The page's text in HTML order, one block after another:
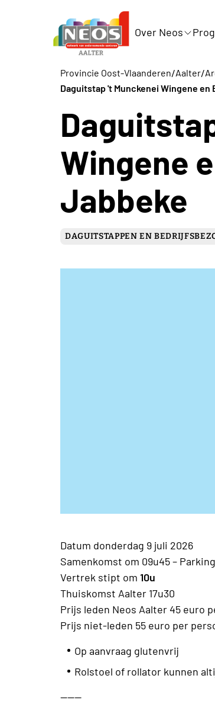
Over Neos
Provincie Oost-Vlaanderen/Aalter/
Daguitstap 't Munckenei Wingene en
Wingene
Jabbeke
DAGUITSTAPPEN EN
Datum donderdag 9 juli 2026
Samenkomst om 09u45 –
Vertrek stipt om 10u
Thuiskomst Aalter 17u30
Prijs leden Neos Aalter 45 euro
Prijs niet-leden 55 euro per
Op aanvraag glutenvrij
Rolstoel of rollator kunnen
------